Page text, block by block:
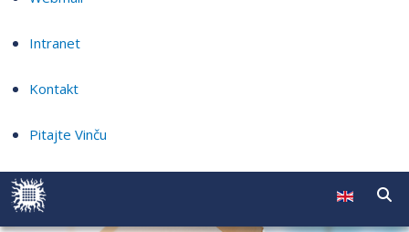
Intranet
Kontakt
Pitajte Vinču